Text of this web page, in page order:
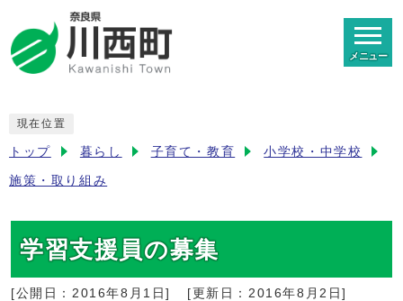
メニュー
現在位置
トップ 暮らし 子育て・教育 小学校・中学校
施策・取り組み
学習支援員の募集
[公開日： 2016年8月1日] [更新日： 2016年8月2日]